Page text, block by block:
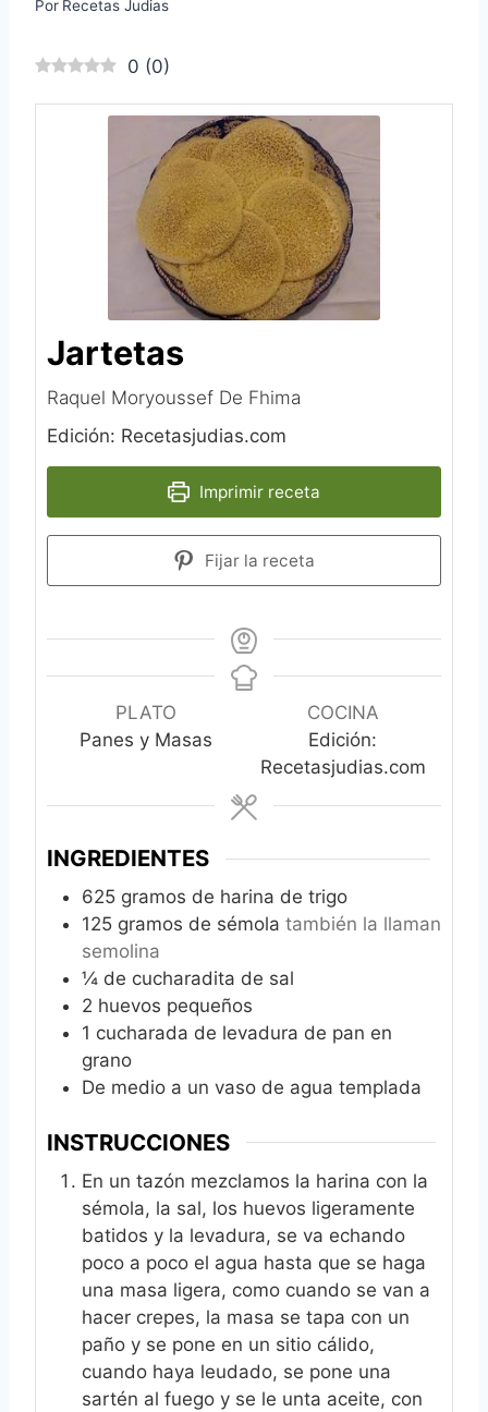
Por Recetas Judias
0 (0)
Jartetas
Raquel Moryoussef De Fhima‎
Edición: Recetasjudias.com
Imprimir receta
Fijar la receta
PLATO
Panes y Masas
COCINA
Edición:
Recetasjudias.com
INGREDIENTES
625 gramos de harina de trigo
125 gramos de sémola también la llaman
semolina
¼ de cucharadita de sal
2 huevos pequeños
1 cucharada de levadura de pan en
grano
De medio a un vaso de agua templada
INSTRUCCIONES
En un tazón mezclamos la harina con la
sémola, la sal, los huevos ligeramente
batidos y la levadura, se va echando
poco a poco el agua hasta que se haga
una masa ligera, como cuando se van a
hacer crepes, la masa se tapa con un
paño y se pone en un sitio cálido,
cuando haya leudado, se pone una
sartén al fuego y se le unta aceite, con